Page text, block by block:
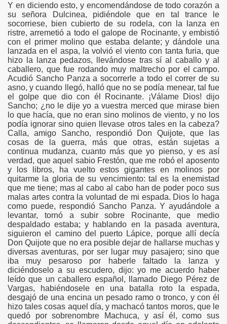
Y en diciendo esto, y encomendándose de todo corazón a
su señora Dulcinea, pidiéndole que en tal trance le
socorriese, bien cubierto de su rodela, con la lanza en
ristre, arremetió a todo el galope de Rocinante, y embistió
con el primer molino que estaba delante; y dándole una
lanzada en el aspa, la volvió el viento con tanta furia, que
hizo la lanza pedazos, llevándose tras sí al caballo y al
caballero, que fue rodando muy maltrecho por el campo.
Acudió Sancho Panza a socorrerle a todo el correr de su
asno, y cuando llegó, halló que no se podía menear, tal fue
el golpe que dio con él Rocinante. ¡Válame Dios! dijo
Sancho; ¿no le dije yo a vuestra merced que mirase bien
lo que hacía, que no eran sino molinos de viento, y no los
podía ignorar sino quien llevase otros tales en la cabeza?
Calla, amigo Sancho, respondió Don Quijote, que las
cosas de la guerra, más que otras, están sujetas a
continua mudanza, cuanto más que yo pienso, y es así
verdad, que aquel sabio Frestón, que me robó el aposento
y los libros, ha vuelto estos gigantes en molinos por
quitarme la gloria de su vencimiento: tal es la enemistad
que me tiene; mas al cabo al cabo han de poder poco sus
malas artes contra la voluntad de mi espada. Dios lo haga
como puede, respondió Sancho Panza. Y ayudándole a
levantar, tornó a subir sobre Rocinante, que medio
despaldado estaba; y hablando en la pasada aventura,
siguieron el camino del puerto Lápice, porque allí decía
Don Quijote que no era posible dejar de hallarse muchas y
diversas aventuras, por ser lugar muy pasajero; sino que
iba muy pesaroso por haberle faltado la lanza y
diciéndoselo a su escudero, dijo: yo me acuerdo haber
leído que un caballero español, llamado Diego Pérez de
Vargas, habiéndosele en una batalla roto la espada,
desgajó de una encina un pesado ramo o tronco, y con él
hizo tales cosas aquel día, y machacó tantos moros, que le
quedó por sobrenombre Machuca, y así él, como sus